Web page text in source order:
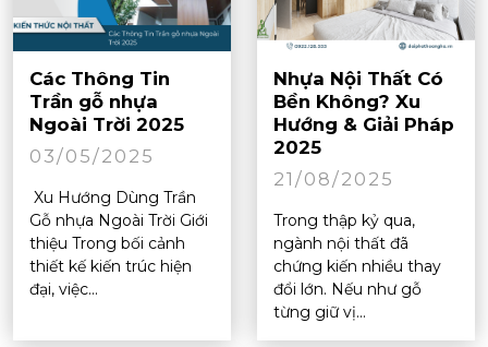
Các Thông Tin
Trần gỗ nhựa
Ngoài Trời 2025
03/05/2025
Xu Hướng Dùng Trần
Gỗ nhựa Ngoài Trời Giới
thiệu Trong bối cảnh
thiết kế kiến trúc hiện
đại, việc...
Nhựa Nội Thất Có
Bền Không? Xu
Hướng & Giải Pháp
2025
21/08/2025
Trong thập kỷ qua,
ngành nội thất đã
chứng kiến nhiều thay
đổi lớn. Nếu như gỗ
từng giữ vị...